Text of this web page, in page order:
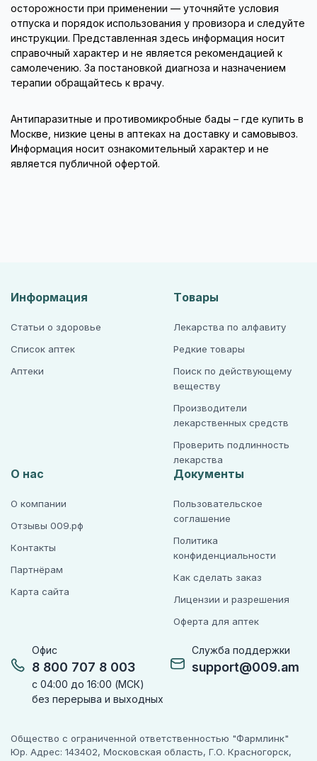
осторожности при применении — уточняйте условия
отпуска и порядок использования у провизора и следуйте
инструкции. Представленная здесь информация носит
справочный характер и не является рекомендацией к
самолечению. За постановкой диагноза и назначением
терапии обращайтесь к врачу.
Антипаразитные и противомикробные бады – где купить в
Москве, низкие цены в аптеках на доставку и самовывоз.
Информация носит ознакомительный характер и не
является публичной офертой.
Офис
8 800 707 8 003
с 04:00 до 16:00 (МСК)
без перерыва и выходных
Служба поддержки
support@009.am
Информация
Статьи о здоровье
Список аптек
Аптеки
Товары
Лекарства по алфавиту
Редкие товары
Поиск по действующему
веществу
Производители
лекарственных средств
Проверить подлинность
лекарства
О нас
О компании
Отзывы 009.рф
Контакты
Партнёрам
Карта сайта
Документы
Пользовательское
соглашение
Политика
конфиденциальности
Как сделать заказ
Лицензии и разрешения
Оферта для аптек
Общество с ограниченной ответственностью "Фармлинк"
Юр. Адрес: 143402, Московская область, Г.О. Красногорск,